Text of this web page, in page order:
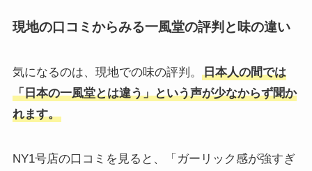
現地の口コミからみる一風堂の評判と味の違い
気になるのは、現地での味の評判。
日本人の間では
「日本の一風堂とは違う」という声が少なからず聞か
れます。
NY1号店の口コミを見ると、「ガーリック感が強すぎ